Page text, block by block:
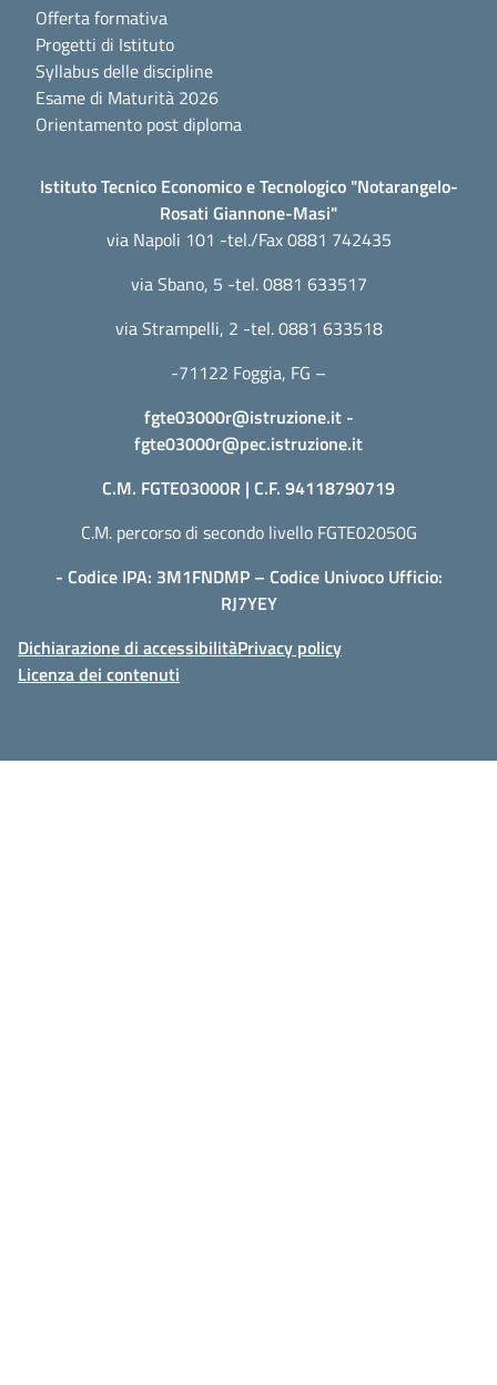
Offerta formativa
Progetti di Istituto
Syllabus delle discipline
Esame di Maturità 2026
Orientamento post diploma
Istituto Tecnico Economico e Tecnologico "Notarangelo-
Rosati Giannone-Masi"
via Napoli 101 -tel./Fax 0881 742435
via Sbano, 5 -tel. 0881 633517
via Strampelli, 2 -tel. 0881 633518
-71122 Foggia, FG –
fgte03000r@istruzione.it-
fgte03000r@pec.istruzione.it
C.M. FGTE03000R | C.F. 94118790719
C.M. percorso di secondo livello FGTE02050G
- Codice IPA: 3M1FNDMP – Codice Univoco Ufficio:
RJ7YEY
Dichiarazione di accessibilitàPrivacy policy
Licenza dei contenuti